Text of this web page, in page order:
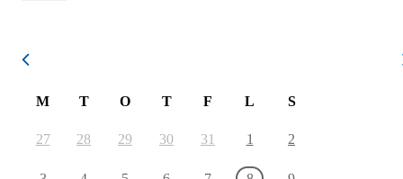
M T O T F L S
27 28 29 30 31 1 2